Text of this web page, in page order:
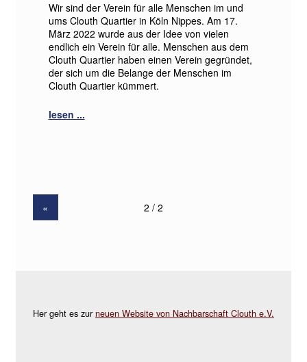
Wir sind der Verein für alle Menschen im und
ums Clouth Quartier in Köln Nippes. Am 17.
März 2022 wurde aus der Idee von vielen
endlich ein Verein für alle. Menschen aus dem
Clouth Quartier haben einen Verein gegründet,
der sich um die Belange der Menschen im
Clouth Quartier kümmert.
«
Her geht es zur neuen Website von Nachbarschaft Clouth e.V.